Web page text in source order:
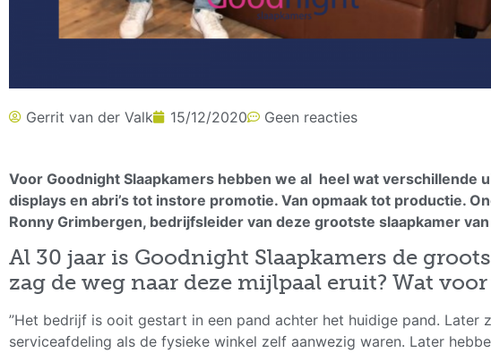
Gerrit van der Valk 15/12/2020 Geen reacties
Voor Goodnight Slaapkamers hebben we al heel wat
displays en abri’s tot instore promotie. Van opmaak tot productie.
Ronny Grimbergen, bedrijfsleider van deze grootste slaapkamer
Al 30 jaar is Goodnight Slaapkamers de
zag de weg naar deze mijlpaal eruit? Wat
”Het bedrijf is ooit gestart in een pand achter het huidige pand.
serviceafdeling als de fysieke winkel zelf aanwezig waren. Later